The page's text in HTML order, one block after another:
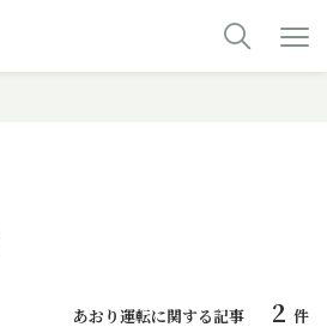
あおり運転に関する記事 2 件